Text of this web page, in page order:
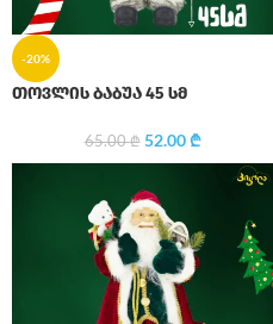
-20%
თოვლის ბაბუა 45 სმ
65.00₾ 52.00₾